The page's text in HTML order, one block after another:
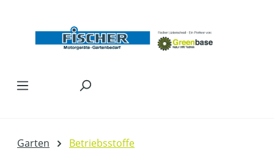
Garten Betriebsstoffe